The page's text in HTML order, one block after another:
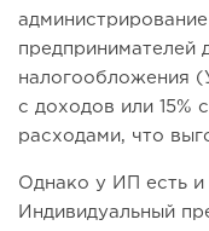
предпринимателей
налогообложения
с доходов или 15%
расходами, что
Однако у ИП есть и
Индивидуальный